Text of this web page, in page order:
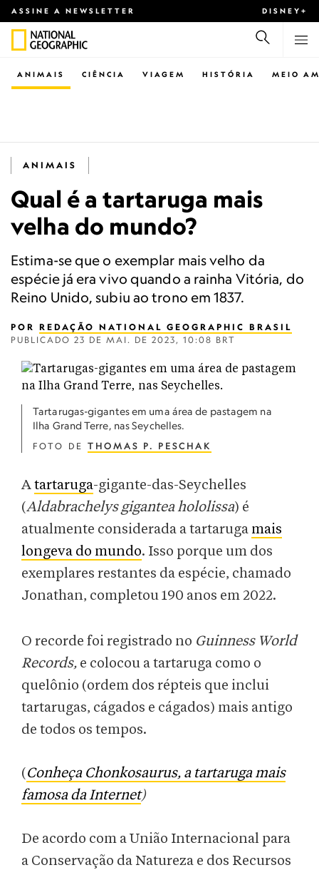
ASSINE A NEWSLETTER DISNEY+
CIÊNCIA VIAGEM
ANIMAIS HISTÓRIA MEIO
ANIMAIS
Qual é a tartaruga mais
velha do mundo?
Estima-se que o exemplar mais velho da
espécie já era vivo quando a rainha Vitória, do
Reino Unido, subiu ao trono em 1837.
POR REDAÇÃO NATIONAL GEOGRAPHIC BRASIL
PUBLICADO 23 DE MAI. DE 2023, 10:08 BRT
Tartarugas-gigantes em uma área de pastagem na
Ilha Grand Terre, nas Seychelles.
FOTO DE THOMAS P. PESCHAK
Atartaruga-gigante-das-Seychelles
(Aldabrachelys gigantea hololissa) é
atualmente considerada a tartaruga mais
longeva do mundo. Isso porque um dos
exemplares restantes da espécie, chamado
Jonathan, completou 190 anos em 2022.
O recorde foi registrado no Guinness World
Records, e colocou a tartaruga como o
quelônio (ordem dos répteis que inclui
tartarugas, cágados e cágados) mais antigo
de todos os tempos.
(Conheça Chonkosaurus, a tartaruga mais
famosa da Internet)
De acordo com a União Internacional para
a Conservação da Natureza e dos Recursos